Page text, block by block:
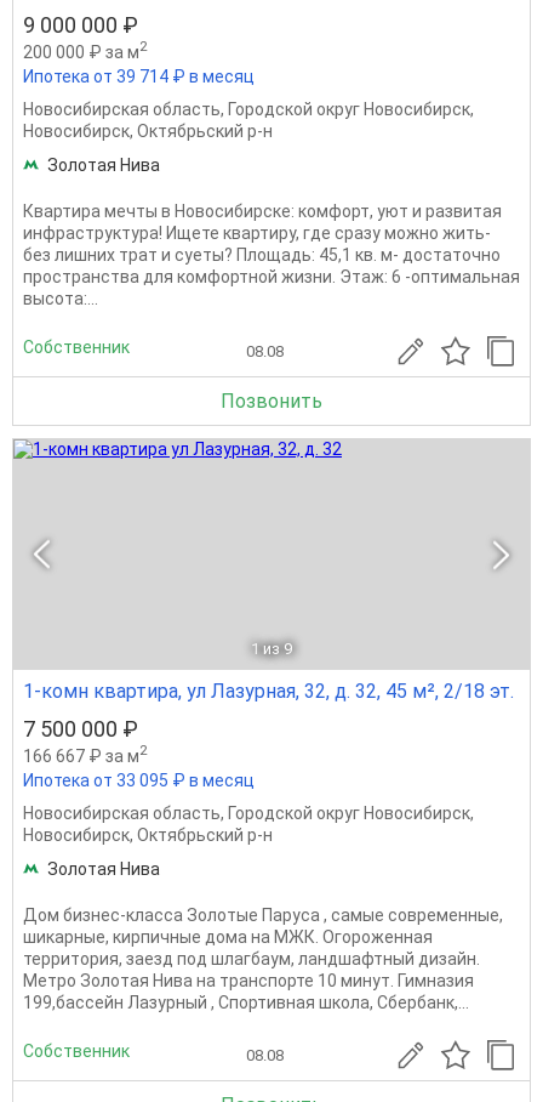
9 000 000 ₽
200 000 ₽ за м2
Ипотека от 39 714 ₽ в месяц
Новосибирская область, Городской округ Новосибирск,
Новосибирск, Октябрьский р-н
Золотая Нива
Квартира мечты в Новосибирске: комфорт, уют и развитая
инфраструктура! Ищете квартиру, где сразу можно жить-
без лишних трат и суеты? Площадь: 45,1 кв. м- достаточно
пространства для комфортной жизни. Этаж: 6 -оптимальная
высота:...
Собственник 08.08
Позвонить
1 из 9
1-комн квартира, ул Лазурная, 32, д. 32, 45 м², 2/18 эт.
7 500 000 ₽
166 667 ₽ за м2
Ипотека от 33 095 ₽ в месяц
Новосибирская область, Городской округ Новосибирск,
Новосибирск, Октябрьский р-н
Золотая Нива
Дом бизнес-класса Золотые Паруса , самые современные,
шикарные, кирпичные дома на МЖК. Огороженная
территория, заезд под шлагбаум, ландшафтный дизайн.
Метро Золотая Нива на транспорте 10 минут. Гимназия
199,бассейн Лазурный , Спортивная школа, Сбербанк,...
Собственник 08.08